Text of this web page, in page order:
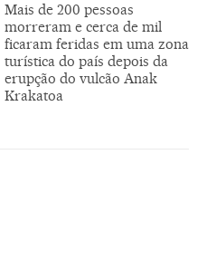
Mais de 200 pessoas
morreram e cerca de mil
ficaram feridas em uma zona
turística do país depois da
erupção do vulcão Anak
Krakatoa